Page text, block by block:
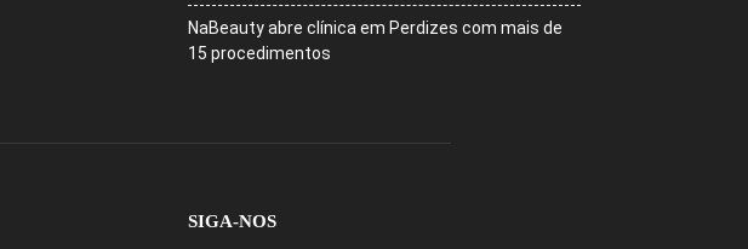
NaBeauty abre clínica em Perdizes com mais de
15 procedimentos
SIGA-NOS